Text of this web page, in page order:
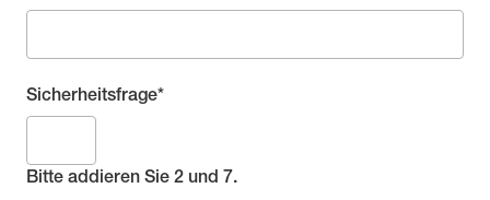
Pflichtfeld
Sicherheitsfrage*
Bitte addieren Sie 2 und 7.